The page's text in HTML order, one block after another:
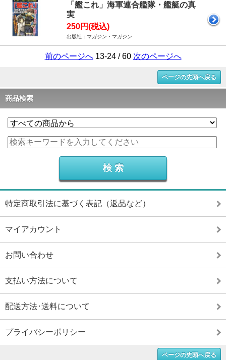
「艦これ」海軍連合艦隊・艦艇の真
実
250円(税込)
出版社：マガジン・マガジン
前のページへ13-24 / 60 次のページへ
ページの先頭へ戻る
商品検索
特定商取引法に基づく表記（返品など）
マイアカウント
お問い合わせ
支払い方法について
配送方法･送料について
プライバシーポリシー
ページの先頭へ戻る